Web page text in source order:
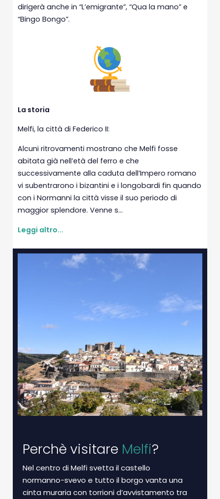
dirigerà anche in “L’emigrante”, “Qua la mano” e
“Bingo Bongo”.
La storia
Melfi, la città di Federico II:
Alcuni ritrovamenti mostrano che Melfi fosse
abitata già nell’età del ferro e che
successivamente alla caduta dell’Impero romano
vi subentrarono i bizantini e i longobardi fin quando
con i Normanni la città visse il suo periodo di
maggior splendore. Venne s...
Leggi altro...
Perchè visitare Melfi?
Nel centro di Melfi svetta il castello
normanno-svevo e tutto il borgo vanta una
cinta muraria con torrioni d’avvistamento tra